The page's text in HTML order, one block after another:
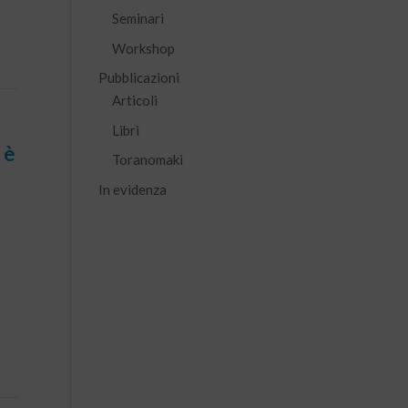
Seminari
Workshop
Pubblicazioni
Articoli
Libri
Toranomaki
In evidenza